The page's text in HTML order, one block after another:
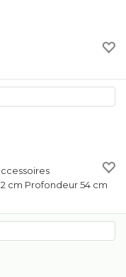
cm Profondeur 54 cm